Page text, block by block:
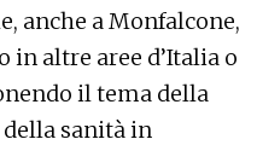
anche a Monfalcone,
in altre aree d’Italia o
il tema della
sanità in